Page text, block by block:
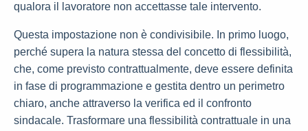
qualora il lavoratore non accettasse tale intervento.
Questa impostazione non è condivisibile. In primo luogo,
perché supera la natura stessa del concetto di flessibilità,
che, come previsto contrattualmente, deve essere definita
in fase di programmazione e gestita dentro un perimetro
chiaro, anche attraverso la verifica ed il confronto
sindacale. Trasformare una flessibilità contrattuale in una